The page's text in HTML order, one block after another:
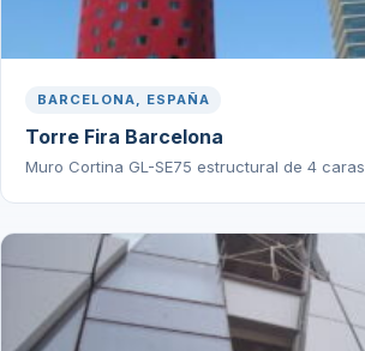
BARCELONA, ESPAÑA
Torre Fira Barcelona
Muro Cortina GL-SE75 estructural de 4 caras